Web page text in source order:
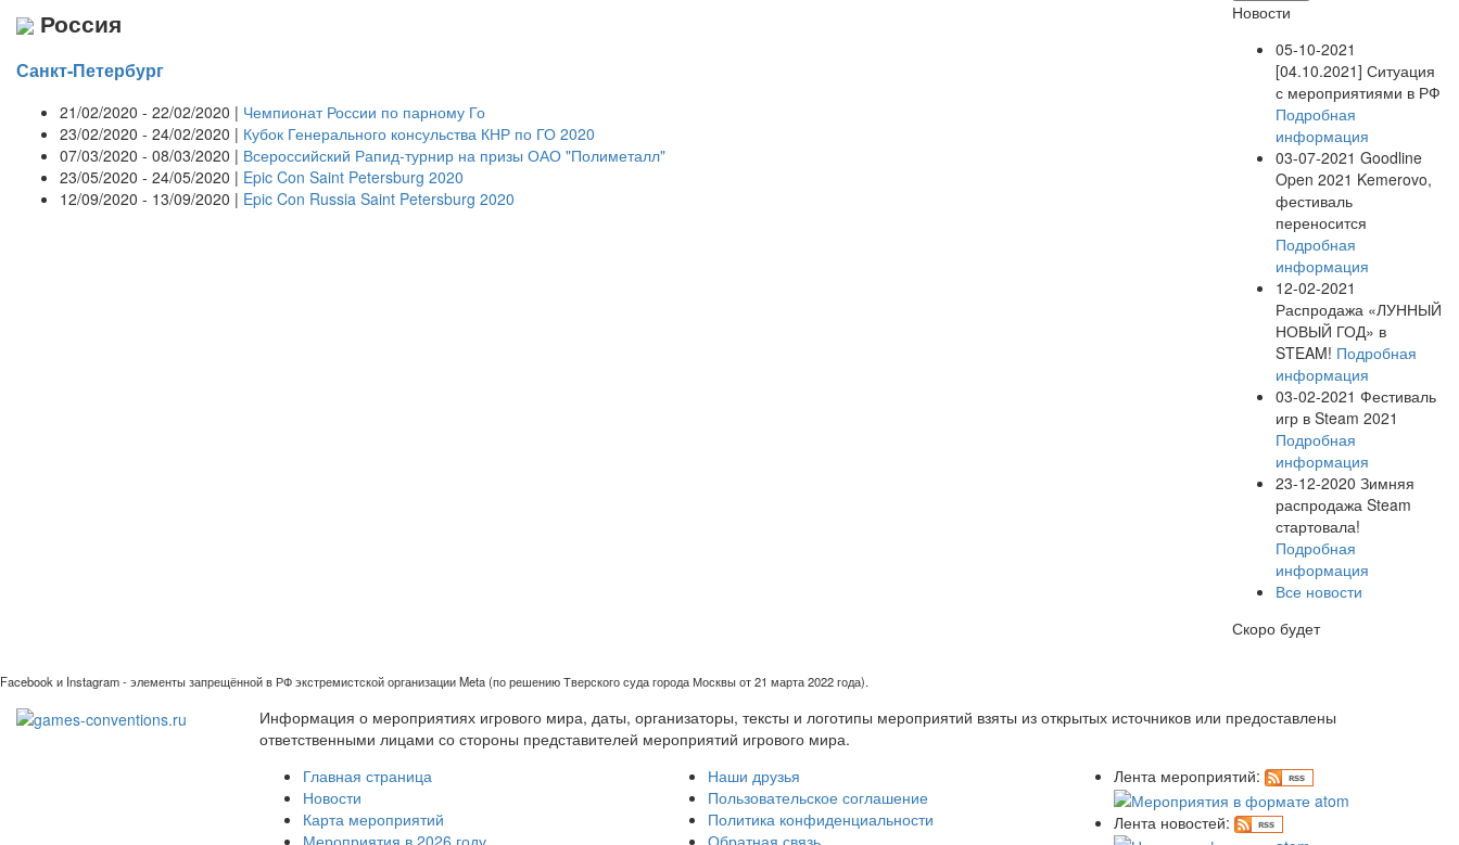
Россия
Санкт-Петербург
21/02/2020 - 22/02/2020 | Чемпионат России по парному Го
23/02/2020 - 24/02/2020 | Кубок Генерального консульства КНР по ГО 2020
07/03/2020 - 08/03/2020 | Всероссийский Рапид-турнир на призы ОАО "Полиметалл"
23/05/2020 - 24/05/2020 | Epic Con Saint Petersburg 2020
12/09/2020 - 13/09/2020 | Epic Con Russia Saint Petersburg 2020
Новости
05-10-2021
[04.10.2021] Ситуация
с мероприятиями в РФ
Подробная
информация
03-07-2021 Goodline
Open 2021 Kemerovo,
фестиваль
переносится
Подробная
информация
12-02-2021
Распродажа «ЛУННЫЙ
НОВЫЙ ГОД» в
STEAM! Подробная
информация
03-02-2021 Фестиваль
игр в Steam 2021
Подробная
информация
23-12-2020 Зимняя
распродажа Steam
стартовала!
Подробная
информация
Все новости
Скоро будет
Facebook и Instagram - элементы запрещённой в РФ экстремистской организации Meta (по решению Тверского суда города Москвы от 21 марта 2022 года).
Информация о мероприятиях игрового мира, даты, организаторы, тексты и логотипы мероприятий взяты из открытых источников или предоставлены
ответственными лицами со стороны представителей мероприятий игрового мира.
Главная страница
Новости
Карта мероприятий
Мероприятия в 2026 году
Наши друзья
Пользовательское соглашение
Политика конфиденциальности
Обратная связь
Лента мероприятий:
Лента новостей: